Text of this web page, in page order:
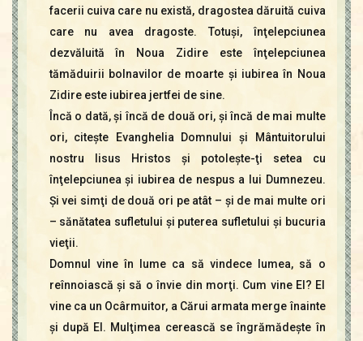
facerii cuiva care nu există, dragostea dăruită cuiva
care nu avea dragoste. Totuşi, înţelepciunea
dezvăluită în Noua Zidire este înţelepciunea
tămăduirii bolnavilor de moarte şi iubirea în Noua
Zidire este iubirea jertfei de sine.
Încă o dată, şi încă de două ori, şi încă de mai multe
ori, citeşte Evanghelia Domnului şi Mântuitorului
nostru Iisus Hristos şi potoleşte-ţi setea cu
înţelepciunea şi iubirea de nespus a lui Dumnezeu.
Şi vei simţi de două ori pe atât – şi de mai multe ori
– sănătatea sufletului şi puterea sufletului şi bucuria
vieţii.
Domnul vine în lume ca să vindece lumea, să o
reînnoiască şi să o învie din morţi. Cum vine El? El
vine ca un Ocârmuitor, a Cărui armata merge înainte
şi după El. Mulţimea cerească se îngrămădeşte în